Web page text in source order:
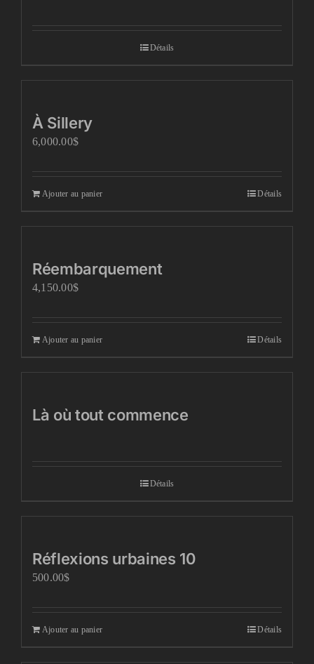
Détails
À Sillery
6,000.00$
Ajouter au panier Détails
Réembarquement
4,150.00$
Ajouter au panier Détails
Là où tout commence
Détails
Réflexions urbaines 10
500.00$
Ajouter au panier Détails